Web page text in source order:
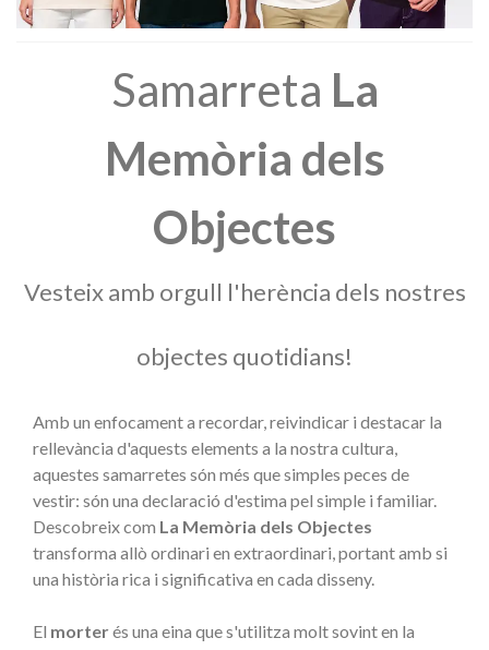
Samarreta La
Memòria dels
Objectes
Vesteix amb orgull l'herència dels nostres
objectes quotidians!
Amb un enfocament a recordar, reivindicar i destacar la
rellevància d'aquests elements a la nostra cultura,
aquestes samarretes són més que simples peces de
vestir: són una declaració d'estima pel simple i familiar.
Descobreix com La Memòria dels Objectes
transforma allò ordinari en extraordinari, portant amb si
una història rica i significativa en cada disseny.
El morterés una eina que s'utilitza molt sovint en la